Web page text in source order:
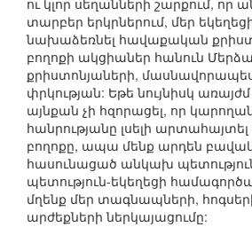
ու կլոր սեղանների շարքում, որ
տարբեր երկրներում, մեր
նախաձեռնել հավաքական
բողոքի ակցիաներ հանուն
քրիստոնյաների,
փրկության: Եթե նույնիսկ
այնքան չի հզորացել, որ
հանրությանը լսելի արտահայտել
բողոքը, ապա մենք արդեն
հասունացած անկախ
պետություն-եկեղեցի
մղենք մեր տագնապների,
արժեքների ներկայացումը: